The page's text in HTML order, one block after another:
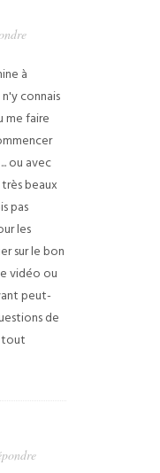
à
connais
me faire
ou avec
beaux
pas
les
sur le bon
vidéo ou
peut-
de
tout